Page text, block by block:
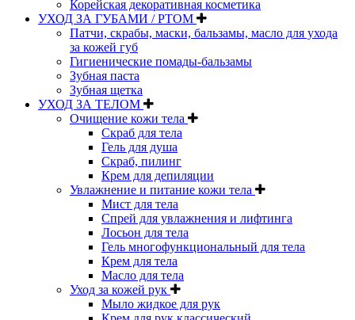
Корейская декоративная косметика
УХОД ЗА ГУБАМИ / РТОМ
Патчи, скрабы, маски, бальзамы, масло для ухода
за кожей губ
Гигиенические помады-бальзамы
Зубная паста
Зубная щетка
УХОД ЗА ТЕЛОМ
Очищение кожи тела
Скраб для тела
Гель для душа
Скраб, пилинг
Крем для депиляции
Увлажнение и питание кожи тела
Мист для тела
Спрей для увлажнения и лифтинга
Лосьон для тела
Гель многофункциональный для тела
Крем для тела
Масло для тела
Уход за кожей рук
Мыло жидкое для рук